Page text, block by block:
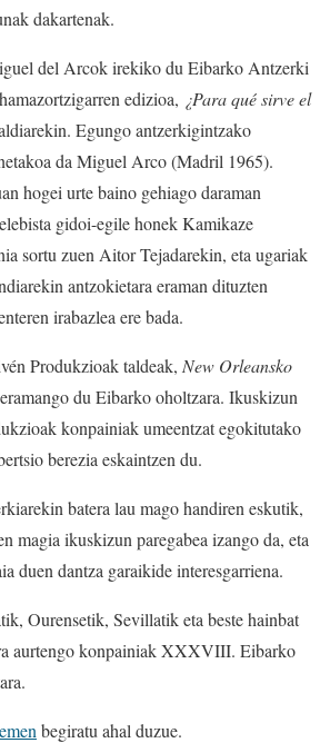
dakartenak.
del Arcok irekiko du Eibarko Antzerki
edizioa, ¿Para qué sirve el
Egungo antzerkigintzako
da Miguel Arco (Madril 1965).
hogei urte baino gehiago daraman
gidoi-egile honek Kamikaze
sortu zuen Aitor Tejadarekin, eta ugariak
antzokietara eraman dituzten
irabazlea ere bada.
Produkzioak taldeak, New Orleansko
du Eibarko oholtzara. Ikuskizun
konpainiak umeentzat egokitutako
berezia eskaintzen du.
batera lau mago handiren eskutik,
magia ikuskizun paregabea izango da, eta
duen dantza garaikide interesgarriena.
Ourensetik, Sevillatik eta beste hainbat
aurtengo konpainiak XXXVIII. Eibarko
begiratu ahal duzue.